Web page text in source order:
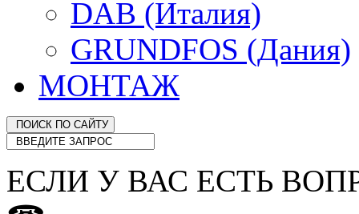
DAB (Италия)
GRUNDFOS (Дания)
МОНТАЖ
ЕСЛИ У ВАС ЕСТЬ